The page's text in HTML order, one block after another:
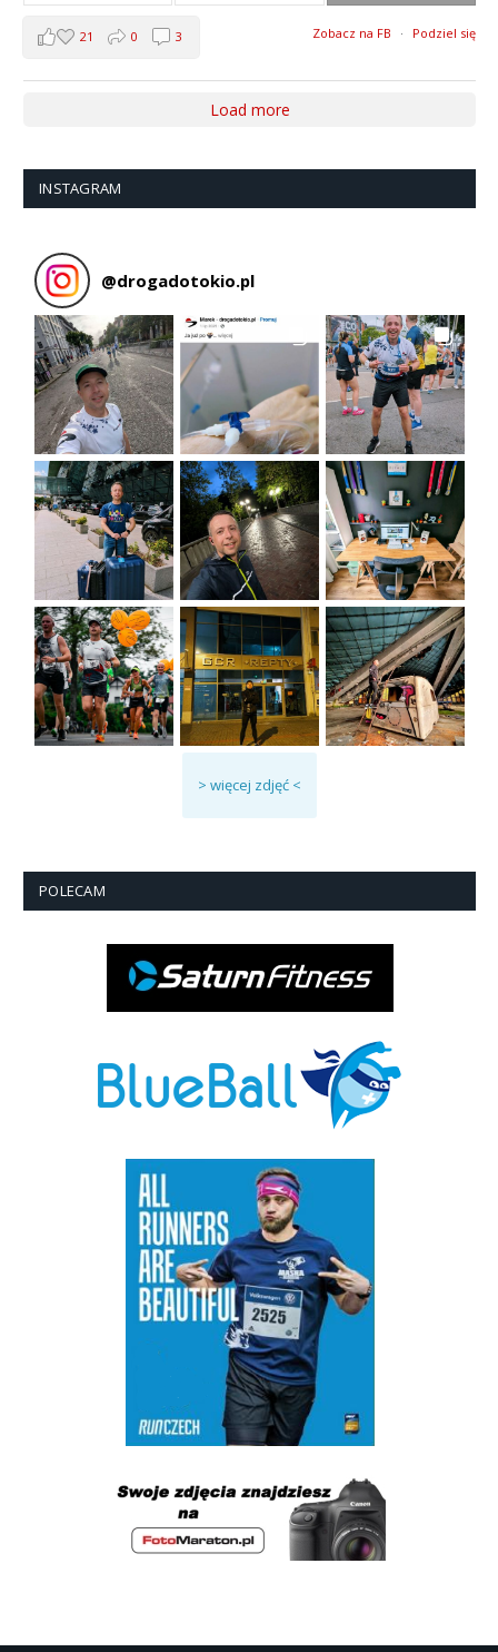
Zobacz na FB · Podziel się
21 0 3
Load more
INSTAGRAM
@drogadotokio.pl
> więcej zdjęć <
POLECAM